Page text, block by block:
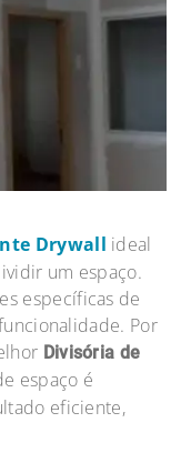
Drywall ideal
um espaço.
específicas de
Por
Divisória de
espaço é
eficiente,